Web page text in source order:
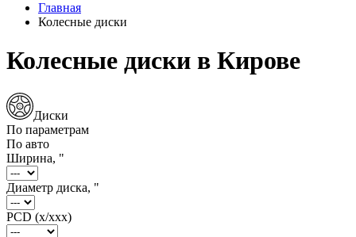
Главная
Колесные диски
Колесные диски в Кирове
Диски
По параметрам
По авто
Ширина, "
Диаметр диска, "
PCD (x/xxx)